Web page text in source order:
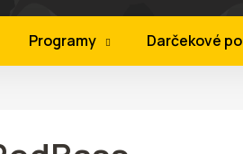
Programy Darčekové